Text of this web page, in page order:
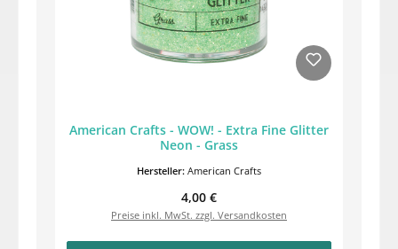
American Crafts - WOW! - Extra Fine Glitter
Neon - Grass
Hersteller: American Crafts
Regulärer Preis:
4,00 €
Preise inkl. MwSt. zzgl. Versandkosten